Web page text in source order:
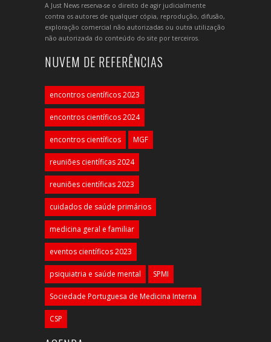
A Just News reserva-se o direito de agir judicialmente
contra os autores de qualquer cópia, reprodução, difusão,
exploração comercial não autorizadas ou outra utilização
não autorizada do conteúdo do site por terceiros.
NUVEM DE REFERÊNCIAS
encontros científicos 2023
encontros científicos 2024
encontros científicos MGF
reuniões científicas 2024
reuniões científicas 2023
cuidados de saúde primários
medicina geral e familiar
eventos científicos 2023
psiquiatria e saúde mental SPMI
Sociedade Portuguesa de Medicina Interna
CSP